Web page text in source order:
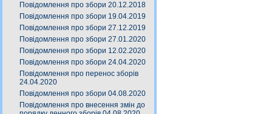
Повідомлення про збори 20.12.2018
Повідомлення про збори 19.04.2019
Повідомлення про збори 27.12.2019
Повідомлення про збори 27.01.2020
Повідомлення про збори 12.02.2020
Повідомлення про збори 24.04.2020
Повідомлення про перенос зборів
24.04.2020
Повідомлення про збори 04.08.2020
Повідомлення про внесення змін до